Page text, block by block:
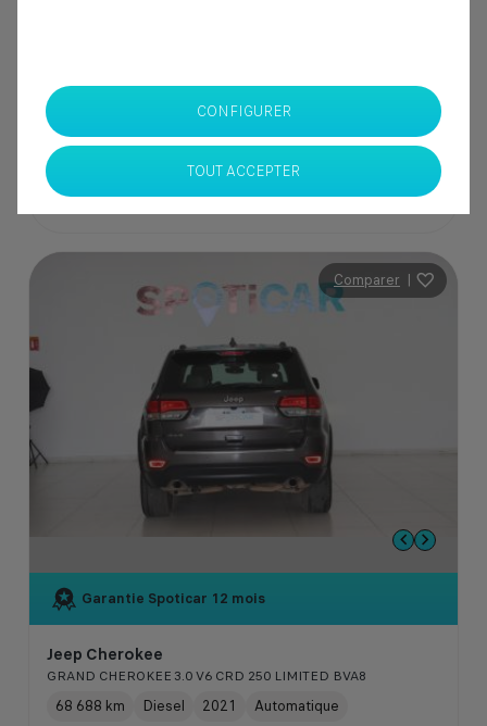
SPOTICAR Italcar BOUSKOURA
Comparer |
Garantie Spoticar 12 mois
Jeep Cherokee
GRAND CHEROKEE 3.0 V6 CRD 250 LIMITED BVA8
68 688 km Diesel 2021 Automatique
CONFIGURER
TOUT ACCEPTER